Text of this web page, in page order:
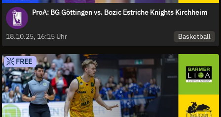
ProA: BG Göttingen vs. Bozic Estriche Knights Kirchheim
18.10.25, 16:15 Uhr Basketball
FREE